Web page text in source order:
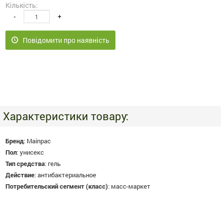
Кількість:
- +
Повідомити про наявність
Характеристики товару:
Бренд: Mainpac
Пол:унисекс
Тип средства: гель
Действие:антибактериальное
Потребительский сегмент (класс): масс-маркет